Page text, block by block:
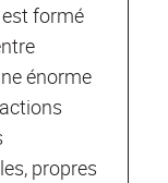
formé
énorme
propres